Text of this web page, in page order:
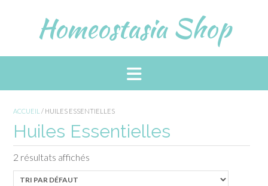
Homeostasia Shop
ACCUEIL / HUILES ESSENTIELLES
Huiles Essentielles
2 résultats affichés